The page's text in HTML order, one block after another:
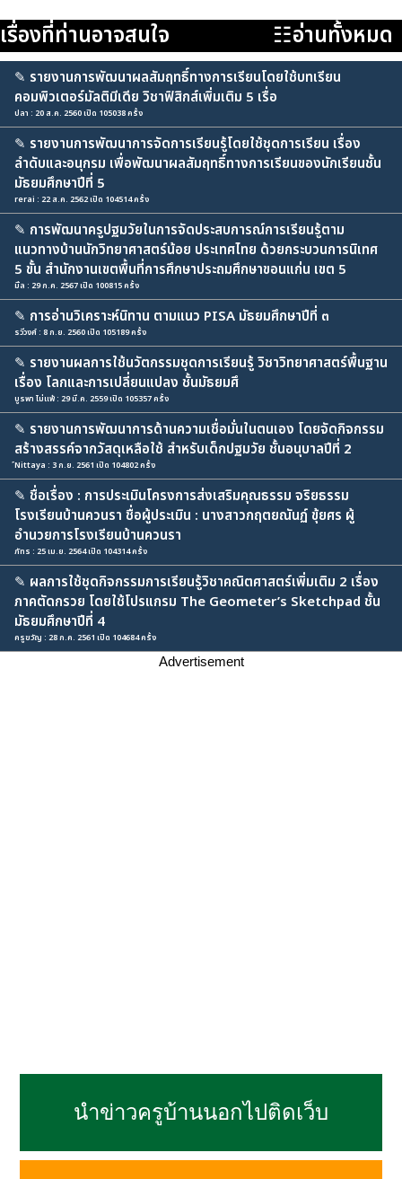
เรื่องที่ท่านอาจสนใจ ☷อ่านทั้งหมด
✎ รายงานการพัฒนาผลสัมฤทธิ์ทางการเรียนโดยใช้บทเรียน
คอมพิวเตอร์มัลติมีเดีย วิชาฟิสิกส์เพิ่มเติม 5 เรื่อ
ปลา : 20 ส.ค. 2560 เปิด 105038 ครั้ง
✎ รายงานการพัฒนาการจัดการเรียนรู้โดยใช้ชุดการเรียน เรื่อง
ลำดับและอนุกรม เพื่อพัฒนาผลสัมฤทธิ์ทางการเรียนของนักเรียนชั้น
มัธยมศึกษาปีที่ 5
rerai : 22 ส.ค. 2562 เปิด 104514 ครั้ง
✎ การพัฒนาครูปฐมวัยในการจัดประสบการณ์การเรียนรู้ตาม
แนวทางบ้านนักวิทยาศาสตร์น้อย ประเทศไทย ด้วยกระบวนการนิเทศ
5 ขั้น สำนักงานเขตพื้นที่การศึกษาประถมศึกษาขอนแก่น เขต 5
มิ้ล : 29 ก.ค. 2567 เปิด 100815 ครั้ง
✎ การอ่านวิเคราะห์นิทาน ตามแนว PISA มัธยมศึกษาปีที่ ๓
รวีวงศ์ : 8 ก.ย. 2560 เปิด 105189 ครั้ง
✎ รายงานผลการใช้นวัตกรรมชุดการเรียนรู้ วิชาวิทยาศาสตร์พื้นฐาน
เรื่อง โลกและการเปลี่ยนแปลง ชั้นมัธยมศึ
บูรพา ไม่แพ้ : 29 มี.ค. 2559 เปิด 105357 ครั้ง
✎ รายงานการพัฒนาการด้านความเชื่อมั่นในตนเอง โดยจัดกิจกรรม
สร้างสรรค์จากวัสดุเหลือใช้ สำหรับเด็กปฐมวัย ชั้นอนุบาลปีที่ 2
์Nittaya : 3 ก.ย. 2561 เปิด 104802 ครั้ง
✎ ชื่อเรื่อง : การประเมินโครงการส่งเสริมคุณธรรม จริยธรรม
โรงเรียนบ้านควนรา ชื่อผู้ประเมิน : นางสาวกฤตยณันฏ์ ขุ้ยศร ผู้
อำนวยการโรงเรียนบ้านควนรา
ภัทร : 25 เม.ย. 2564 เปิด 104314 ครั้ง
✎ ผลการใช้ชุดกิจกรรมการเรียนรู้วิชาคณิตศาสตร์เพิ่มเติม 2 เรื่อง
ภาคตัดกรวย โดยใช้โปรแกรม The Geometer’s Sketchpad ชั้น
มัธยมศึกษาปีที่ 4
ครูขวัญ : 28 ก.ค. 2561 เปิด 104684 ครั้ง
Advertisement
นำข่าวครูบ้านนอกไปติดเว็บ